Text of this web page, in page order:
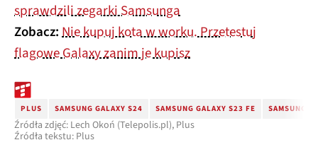
sprawdzili zegarki Samsunga
Zobacz:Nie kupuj kota w worku. Przetestuj
flagowe Galaxy zanim je kupisz
PLUS SAMSUNG GALAXY S24 SAMSUNG GALAXY S23 FE SAMSUNG
Źródła zdjęć: Lech Okoń (Telepolis.pl), Plus
Źródła tekstu: Plus